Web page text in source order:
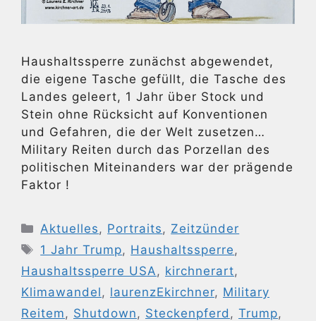
Haushaltssperre zunächst abgewendet,
die eigene Tasche gefüllt, die Tasche des
Landes geleert, 1 Jahr über Stock und
Stein ohne Rücksicht auf Konventionen
und Gefahren, die der Welt zusetzen…
Military Reiten durch das Porzellan des
politischen Miteinanders war der prägende
Faktor !
Kategorien
Aktuelles , Portraits , Zeitzünder
Schlagwörter
1 Jahr Trump, Haushaltssperre ,
Haushaltssperre USA , kirchnerart,
Klimawandel , laurenzEkirchner, Military
Reitem , Shutdown , Steckenpferd , Trump,